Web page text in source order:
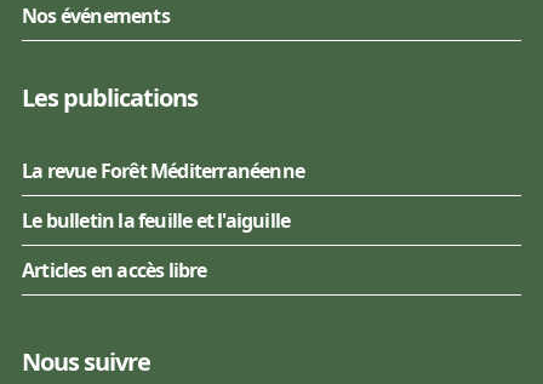
Nos événements
Les publications
La revue Forêt Méditerranéenne
Le bulletin la feuille et l'aiguille
Articles en accès libre
Nous suivre